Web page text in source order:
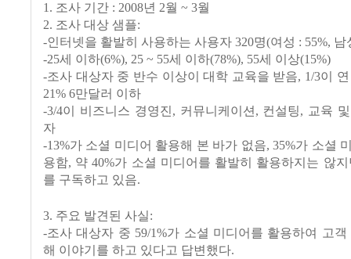
1. 조사 기간 : 2008년 2월 ~ 3월
2. 조사 대상 샘플:
-인터넷을 활발히 사용하는 사용자 320명(여성 : 55%, 남
-25세 이하(6%), 25 ~ 55세 이하(78%), 55세 이상(15%)
-조사 대상자 중 반수 이상이 대학 교육을 받음, 1/3이
21% 6만달러 이하
-3/4이 비즈니스 경영진, 커뮤니케이션, 컨설팅, 교육
자
-13%가 소셜 미디어 활용해 본 바가 없음, 35%가 소셜
용함, 약 40%가 소셜 미디어를 활발히 활용하지는 않
를 구독하고 있음.
3. 주요 발견된 사실:
-조사 대상자 중 59/1%가 소셜 미디어를 활용하여 고
해 이야기를 하고 있다고 답변했다.